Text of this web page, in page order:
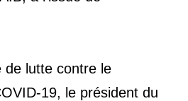
de lutte contre le
19, le président du